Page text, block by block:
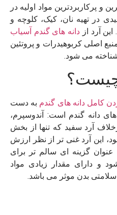
و پرکاربردترین مواد اولیه در
در تهیه نان، کیک، کلوچه و
آرد از دانه ‌های گندم آسیاب
اصلی کربوهیدرات و پروتئین
می ‌شود.
چیست؟
کامل دانه‌ های گندم به دست
دانه گندم است: آندوسپرم،
آرد سفید که تنها از بخش
این آرد غنی ‌تر از نظر ارزش
گزینه‌ ای سالم ‌تر برای
و دارای مقدار زیادی مواد
بدن موثر می‌ باشد.